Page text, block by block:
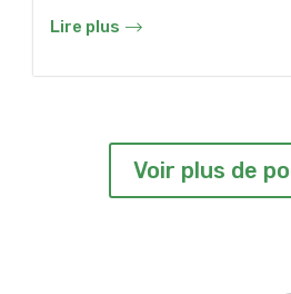
Lire plus
Voir plus de